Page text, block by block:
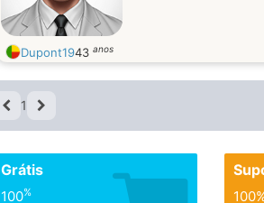
Dupont1943 anos
1
Grátis
100%